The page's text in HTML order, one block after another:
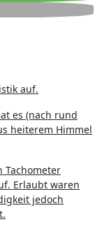
auf.
es (nach rund
heiterem Himmel
Tachometer
Erlaubt waren
jedoch